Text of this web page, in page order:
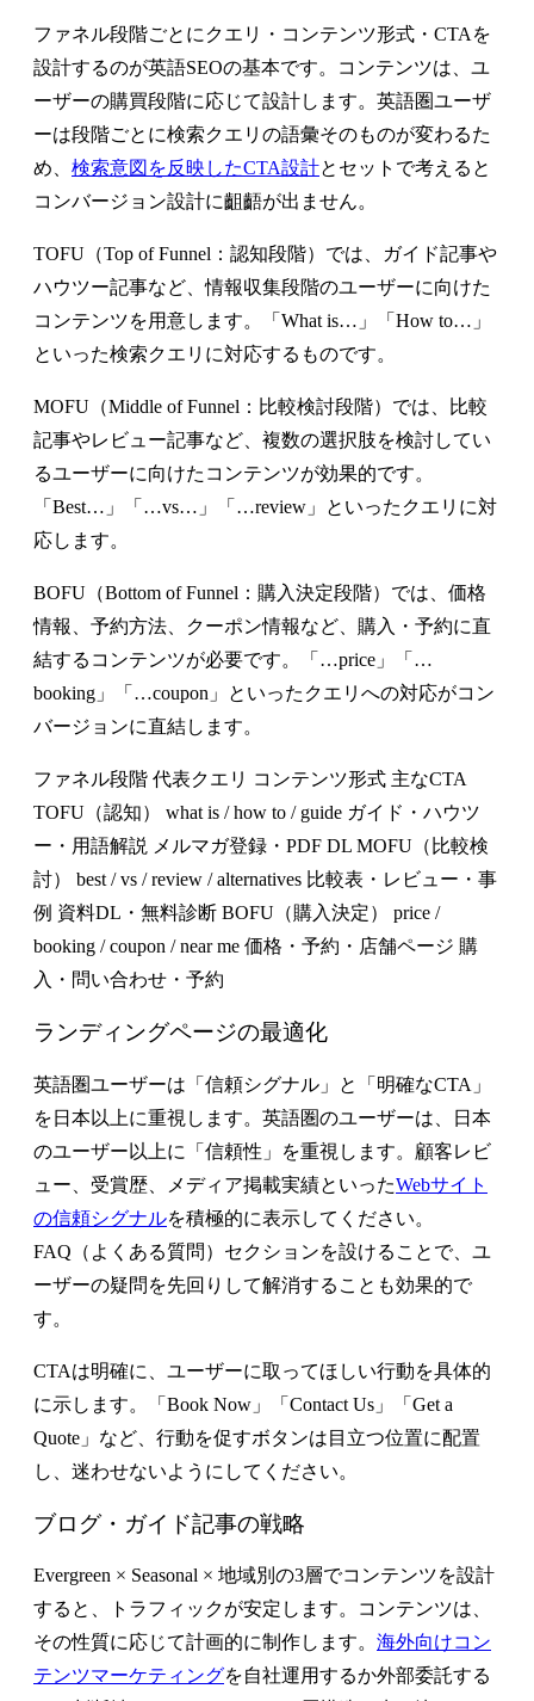
ファネル段階ごとにクエリ・コンテンツ形式・CTAを
設計するのが英語SEOの基本です。コンテンツは、ユ
ーザーの購買段階に応じて設計します。英語圏ユーザ
ーは段階ごとに検索クエリの語彙そのものが変わるた
め、 検索意図を反映したCTA設計とセットで考えると
コンバージョン設計に齟齬が出ません。
TOFU（Top of Funnel：認知段階）では、ガイド記事や
ハウツー記事など、情報収集段階のユーザーに向けた
コンテンツを用意します。「What is…」「How to…」
といった検索クエリに対応するものです。
MOFU（Middle of Funnel：比較検討段階）では、比較
記事やレビュー記事など、複数の選択肢を検討してい
るユーザーに向けたコンテンツが効果的です。
「Best…」「…vs…」「…review」といったクエリに対
応します。
BOFU（Bottom of Funnel：購入決定段階）では、価格
情報、予約方法、クーポン情報など、購入・予約に直
結するコンテンツが必要です。「…price」「…
booking」「…coupon」といったクエリへの対応がコン
バージョンに直結します。
ファネル段階 代表クエリ コンテンツ形式 主なCTA
TOFU（認知） what is / how to / guide ガイド・ハウツ
ー・用語解説 メルマガ登録・PDF DL MOFU（比較検
討） best / vs / review / alternatives 比較表・レビュー・事
例 資料DL・無料診断 BOFU（購入決定） price /
booking / coupon / near me 価格・予約・店舗ページ 購
入・問い合わせ・予約
ランディングページの最適化
英語圏ユーザーは「信頼シグナル」と「明確なCTA」
を日本以上に重視 します。英語圏のユーザーは、日本
のユーザー以上に「信頼性」を重視します。顧客レビ
ュー、受賞歴、メディア掲載実績といったWebサイト
の信頼シグナルを積極的に表示してください。
FAQ（よくある質問）セクションを設けることで、ユ
ーザーの疑問を先回りして解消することも効果的で
す。
CTAは明確に、ユーザーに取ってほしい行動を具体的
に示します。「Book Now」「Contact Us」「Get a
Quote」など、行動を促すボタンは目立つ位置に配置
し、迷わせないようにしてください。
ブログ・ガイド記事の戦略
Evergreen × Seasonal × 地域別の3層でコンテンツを設計
すると、トラフィックが安定します。コンテンツは、
その性質に応じて計画的に制作します。 海外向けコン
テンツマーケティングを自社運用するか外部委託する